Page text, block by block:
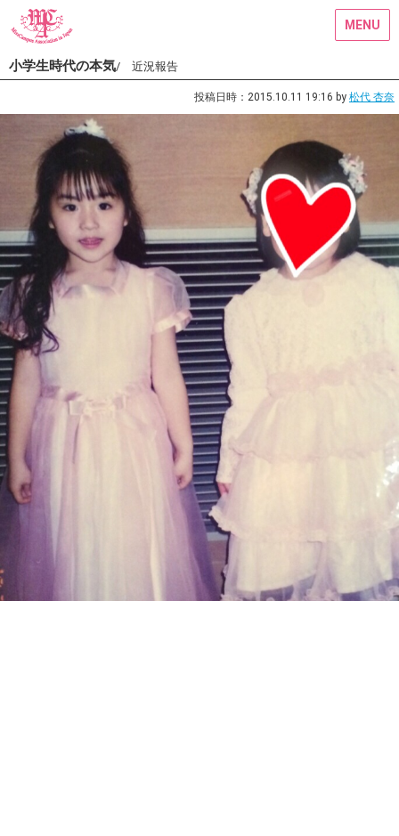
MENU
小学生時代の本気/ 近況報告
投稿日時：2015.10.11 19:16 by 松代 杏奈